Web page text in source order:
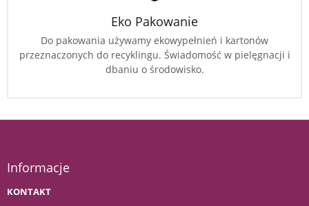
Eko Pakowanie
Do pakowania używamy ekowypełnień i kartonów
przeznaczonych do recyklingu. Świadomość w pielęgnacji i
dbaniu o środowisko.
Informacje
KONTAKT